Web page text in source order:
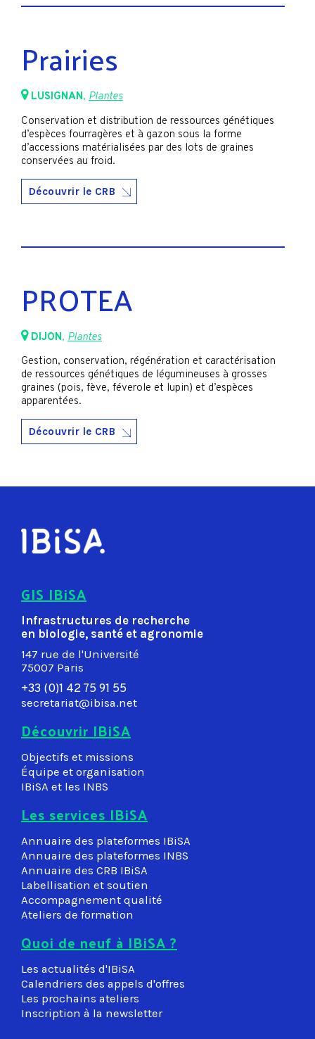
Prairies
LUSIGNAN, Plantes
Conservation et distribution de ressources génétiques
d’espèces fourragères et à gazon sous la forme
d’accessions matérialisées par des lots de graines
conservées au froid.
Découvrir le CRB
PROTEA
DIJON, Plantes
Gestion, conservation, régénération et caractérisation
de ressources génétiques de légumineuses à grosses
graines (pois, fève, féverole et lupin) et d’espèces
apparentées.
Découvrir le CRB
GIS IBiSA
Infrastructures de recherche
en biologie, santé et agronomie
147 rue de l'Université
75007 Paris
+33 (0)1 42 75 91 55
secretariat@ibisa.net
Découvrir IBiSA
Objectifs et missions
Équipe et organisation
IBiSA et les INBS
Les services IBiSA
Annuaire des plateformes IBiSA
Annuaire des plateformes INBS
Annuaire des CRB IBiSA
Labellisation et soutien
Accompagnement qualité
Ateliers de formation
Quoi de neuf à IBiSA ?
Les actualités d'IBiSA
Calendriers des appels d'offres
Les prochains ateliers
Inscription à la newsletter